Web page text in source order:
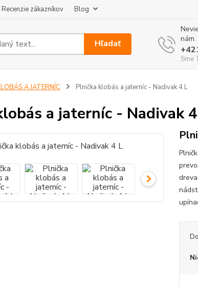
Recenzie zákazníkov Blog
Hľadať
nám.
Sme
A JATERNÍC Plnička klobás a jaterníc - Nadivak 4 L
a jaterníc - Nadivak